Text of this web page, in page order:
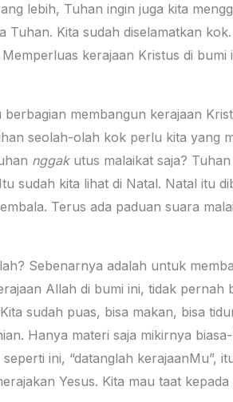
lebih, Tuhan ingin juga kita
Kita sudah diselamatkan
kerajaan Kristus di bumi
membangun kerajaan
seolah-olah kok perlu kita yang
nggakutus malaikat saja?
sudah kita lihat di Natal. Natal itu
Terus ada paduan suara
Sebenarnya adalah untuk
Allah di bumi ini, tidak pernah
sudah puas, bisa makan, bisa
Hanya materi saja mikirnya
ini, “datanglah kerajaanMu”,
Yesus. Kita mau taat